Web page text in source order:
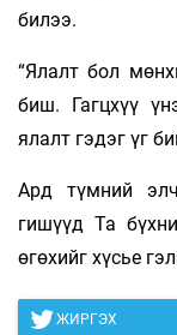
билээ.
“Ялалт бол
биш. Гагцхүү
ялалт гэдэг үг
Ард түмний
гишүүд Та
өгөхийг хүсье
ЖИРГЭХ